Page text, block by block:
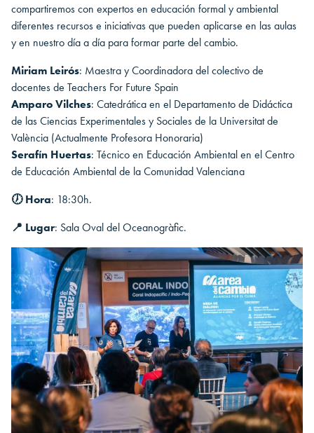
compartiremos con expertos en educación formal y ambiental
diferentes recursos e iniciativas que pueden aplicarse en las aulas
y en nuestro día a día para formar parte del cambio.
Miriam Leirós: Maestra y Coordinadora del colectivo de
docentes de Teachers For Future Spain
Amparo Vilches: Catedrática en el Departamento de Didáctica
de las Ciencias Experimentales y Sociales de la Universitat de
València (Actualmente Profesora Honoraria)
Serafín Huertas: Técnico en Educación Ambiental en el Centro
de Educación Ambiental de la Comunidad Valenciana
🕖 Hora: 18:30h.
📍 Lugar: Sala Oval del Oceanogràfic.